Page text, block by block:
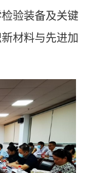
验装备及关键
材料与先进加